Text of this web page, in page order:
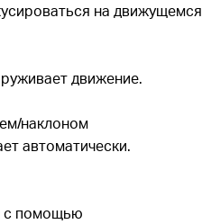
на движущемся
движение.
наклоном
автоматически.
с помощью